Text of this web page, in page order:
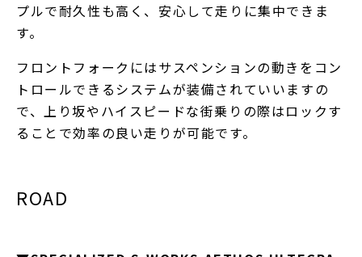
プルで耐久性も高く、安心して走りに集中できま
す。
フロントフォークにはサスペンションの動きをコン
トロールできるシステムが装備されていいますの
で、上り坂やハイスピードな街乗りの際はロックす
ることで効率の良い走りが可能です。
ROAD